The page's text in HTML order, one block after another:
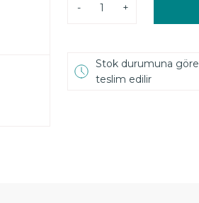
- +
Stok durumuna göre
teslim edilir